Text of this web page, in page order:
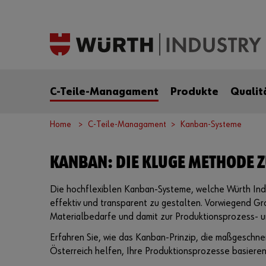
C-Teile-Managament Produkte
Home C-Teile-Managament Kanban-Systeme
KANBAN: DIE KLUGE METHODE
Die hochflexiblen Kanban-Systeme, welche Würth
effektiv und transparent zu gestalten. Vorwiegend
Materialbedarfe und damit zur Produktionsprozess-
Erfahren Sie, wie das Kanban-Prinzip, die
Österreich helfen, Ihre Produktionsprozesse